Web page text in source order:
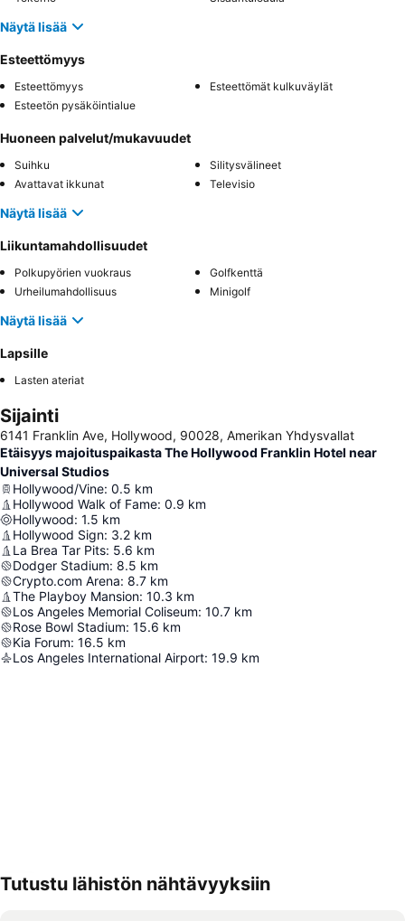
Näytä lisää
Esteettömyys
Esteettömyys
Esteettömät kulkuväylät
Esteetön pysäköintialue
Huoneen palvelut/mukavuudet
Suihku
Silitysvälineet
Avattavat ikkunat
Televisio
Näytä lisää
Liikuntamahdollisuudet
Polkupyörien vuokraus
Golfkenttä
Urheilumahdollisuus
Minigolf
Näytä lisää
Lapsille
Lasten ateriat
Sijainti
6141 Franklin Ave, Hollywood, 90028, Amerikan Yhdysvallat
Etäisyys majoituspaikasta The Hollywood Franklin Hotel near
Universal Studios
Hollywood/Vine: 0.5 km
Hollywood Walk of Fame: 0.9 km
Hollywood: 1.5 km
Hollywood Sign: 3.2 km
La Brea Tar Pits: 5.6 km
Dodger Stadium: 8.5 km
Crypto.com Arena: 8.7 km
The Playboy Mansion: 10.3 km
Los Angeles Memorial Coliseum: 10.7 km
Rose Bowl Stadium: 15.6 km
Kia Forum: 16.5 km
Los Angeles International Airport: 19.9 km
Tutustu lähistön nähtävyyksiin